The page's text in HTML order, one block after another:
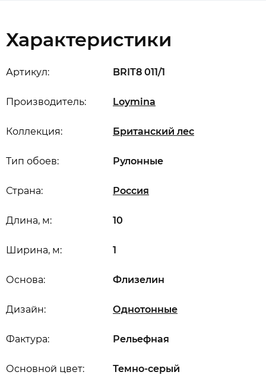
Характеристики
Артикул: BRIT8 011/1
Производитель: Loymina
Коллекция: Британский лес
Длина, м: 10
Ширина, м: 1
Основной цвет: Темно-серый
Дизайн: Однотонные
Основа: Флизелин
Страна: Россия
Тип обоев: Рулонные
Фактура: Рельефная